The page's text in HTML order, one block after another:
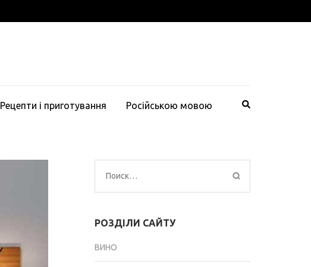
Рецепти і приготування Російською мовою
Найти:
РОЗДІЛИ САЙТУ
ВИНО